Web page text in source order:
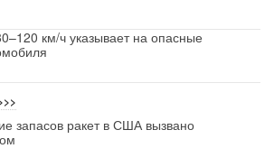
км/ч указывает на опасные
запасов ракет в США вызвано